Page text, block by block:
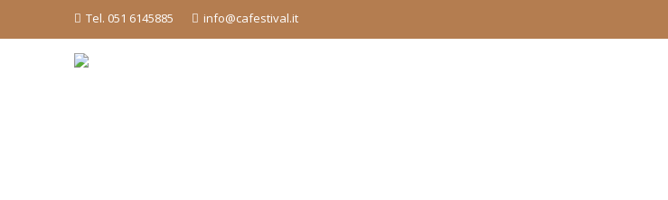
Tel. 051 6145885 info@cafestival.it